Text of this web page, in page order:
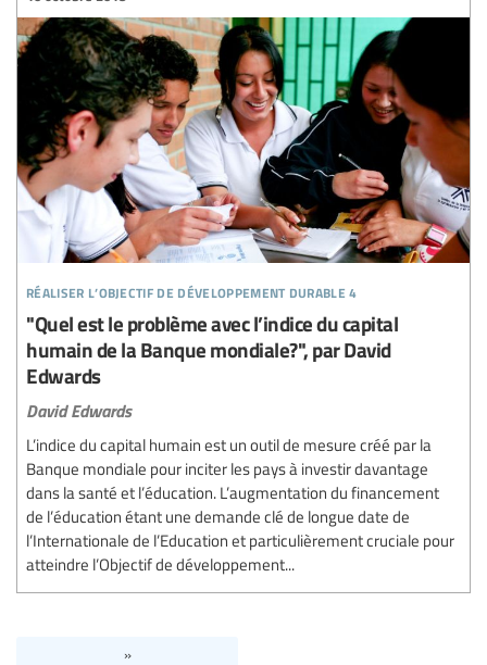
réaliser l’objectif de développement durable 4
"Quel est le problème avec l’indice du capital
humain de la Banque mondiale?", par David
Edwards
David Edwards
L’indice du capital humain est un outil de mesure créé par la
Banque mondiale pour inciter les pays à investir davantage
dans la santé et l’éducation. L’augmentation du financement
de l’éducation étant une demande clé de longue date de
l’Internationale de l’Education et particulièrement cruciale pour
atteindre l’Objectif de développement...
»